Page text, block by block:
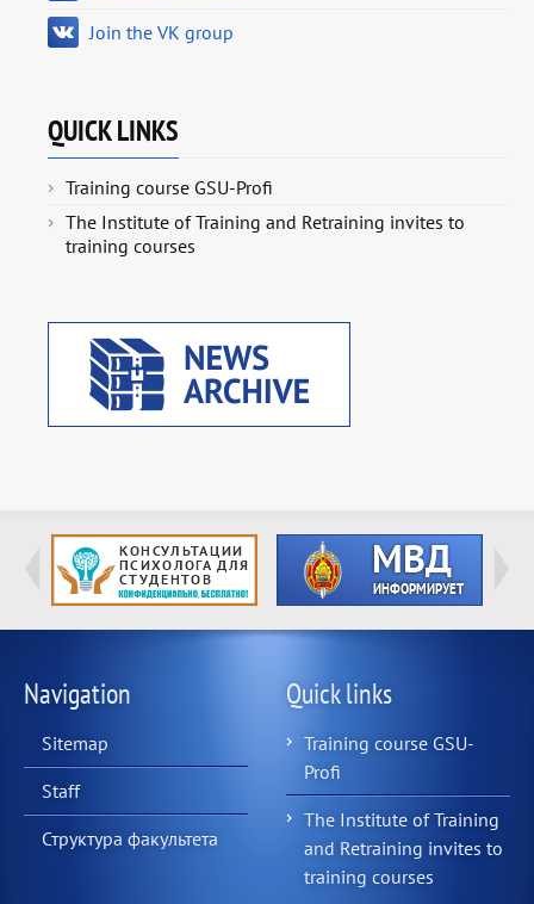
Join the VK group
QUICK LINKS
Training course GSU-Profi
The Institute of Training and Retraining invites to
training courses
Navigation
Sitemap
Staff
Структура факультета
Quick links
Training course GSU-
Profi
The Institute of Training
and Retraining invites to
training courses